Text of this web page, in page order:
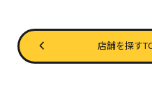
店舗を探す